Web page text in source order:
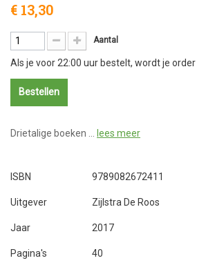
€ 13,30
Aantal
Als je voor 22:00 uur bestelt, wordt je
Bestellen
Drietalige boeken … lees meer
ISBN 9789082672411
Uitgever Zijlstra De Roos
Jaar 2017
Pagina's 40